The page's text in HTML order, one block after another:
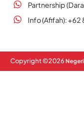
Partnership
Info (Afifah): +62
Copyright ©2026